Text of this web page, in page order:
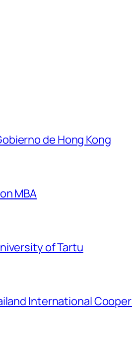
de Hong Kong
MBA
of Tartu
International